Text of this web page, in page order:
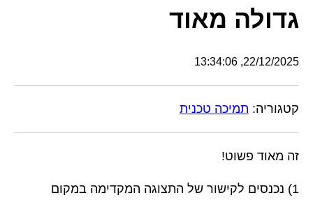
גדולה מאוד
22/12/2025, 13:34:06
קטגוריה: תמיכה טכנית
זה מאוד פשוט!
1) נכנסים לקישור של התצוגה המקדימה במקום